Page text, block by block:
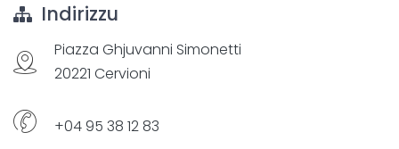
Indirizzu
Piazza Ghjuvanni Simonetti
20221 Cervioni
+04 95 38 12 83